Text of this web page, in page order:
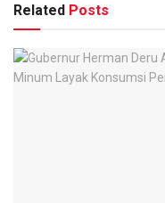
Related Posts